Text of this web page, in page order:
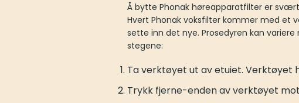
Å bytte Phonak høreapparatfilter er
Hvert Phonak voksfilter kommer med et
sette inn det nye. Prosedyren kan
stegene:
Ta verktøyet ut av etuiet. Verktøyet
Trykk fjerne-enden av verktøyet